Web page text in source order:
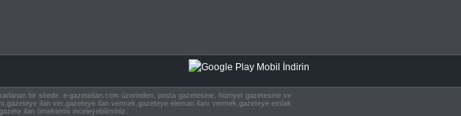
bir sitedir. e-gazeteilan.com üzerinden, posta gazetesine, hürriyet gazetesine ve
ilan ver,gazeteye ilan vermek,gazeteye eleman ilanı vermek,gazeteye emlak
ilan örneklerini inceleyebilirsiniz.